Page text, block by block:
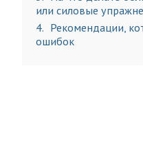
или силовые
4
Рекомендации,
ошибок